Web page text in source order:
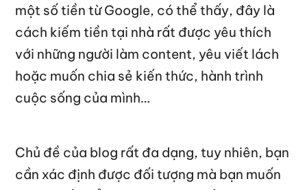
một số tiền từ Google, có thể thấy, đây là
cách kiếm tiền tại nhà rất được yêu thích
với những người làm content, yêu viết lách
hoặc muốn chia sẻ kiến thức, hành trình
cuộc sống của mình…
Chủ đề của blog rất đa dạng, tuy nhiên, bạn
cần xác định được đối tượng mà bạn muốn